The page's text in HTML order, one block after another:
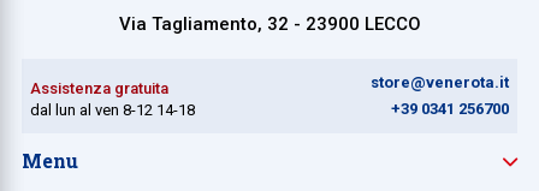
Via Tagliamento, 32 - 23900 LECCO
Assistenza gratuita
dal lun al ven 8-12 14-18
store@venerota.it
+39 0341 256700
Menu